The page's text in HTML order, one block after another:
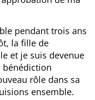
pendant trois ans
la fille de
et je suis devenue
bénédiction
rôle dans sa
ensemble.